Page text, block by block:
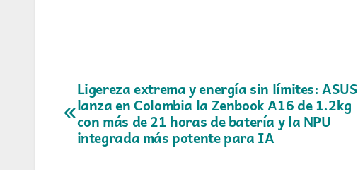
Navegación
de
entradas
Ligereza extrema y energía sin límites: ASUS
lanza en Colombia la Zenbook A16 de 1.2kg
con más de 21 horas de batería y la NPU
integrada más potente para IA